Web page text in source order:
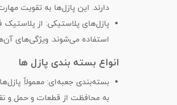
دارند. این پازل‌ها به تقویت
پازل‌های پلاستیکی: از
استفاده می‌شوند. ویژگی‌های
انواع بسته بندی پازل ها
بسته‌بندی جعبه‌ای: معمولاً
به محافظت از قطعات و حمل و